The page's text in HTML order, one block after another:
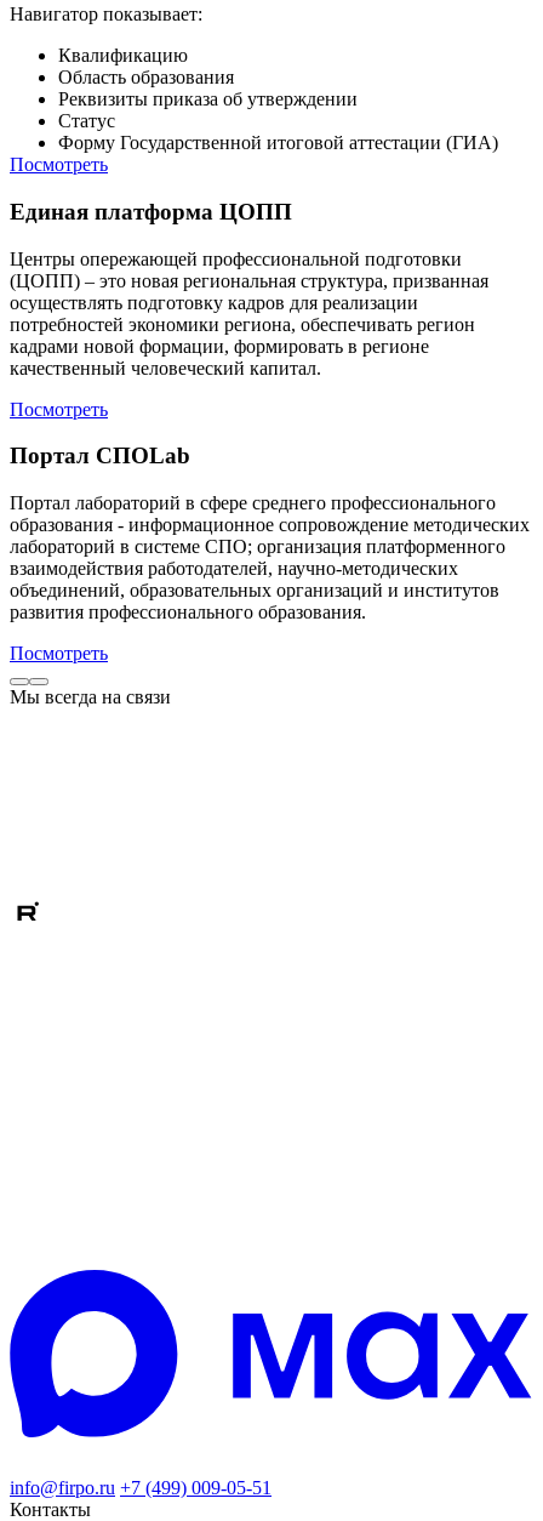
Навигатор показывает:
Квалификацию
Область образования
Реквизиты приказа об утверждении
Статус
Форму Государственной итоговой аттестации (ГИА)
Посмотреть
Единая платформа ЦОПП
Центры опережающей профессиональной подготовки
(ЦОПП) – это новая региональная структура, призванная
осуществлять подготовку кадров для реализации
потребностей экономики региона, обеспечивать регион
кадрами новой формации, формировать в регионе
качественный человеческий капитал.
Посмотреть
Портал СПОLab
Портал лабораторий в сфере среднего профессионального
образования - информационное сопровождение методических
лабораторий в системе СПО; организация платформенного
взаимодействия работодателей, научно-методических
объединений, образовательных организаций и институтов
развития профессионального образования.
Посмотреть
Мы всегда на связи
info@firpo.ru +7 (499) 009-05-51
Контакты